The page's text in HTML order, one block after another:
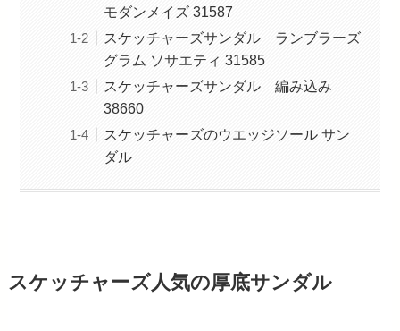
モダンメイズ 31587
スケッチャーズサンダル ランブラーズ
グラム ソサエティ 31585
スケッチャーズサンダル 編み込み
38660
スケッチャーズのウエッジソール サン
ダル
スケッチャーズ人気の厚底サンダル